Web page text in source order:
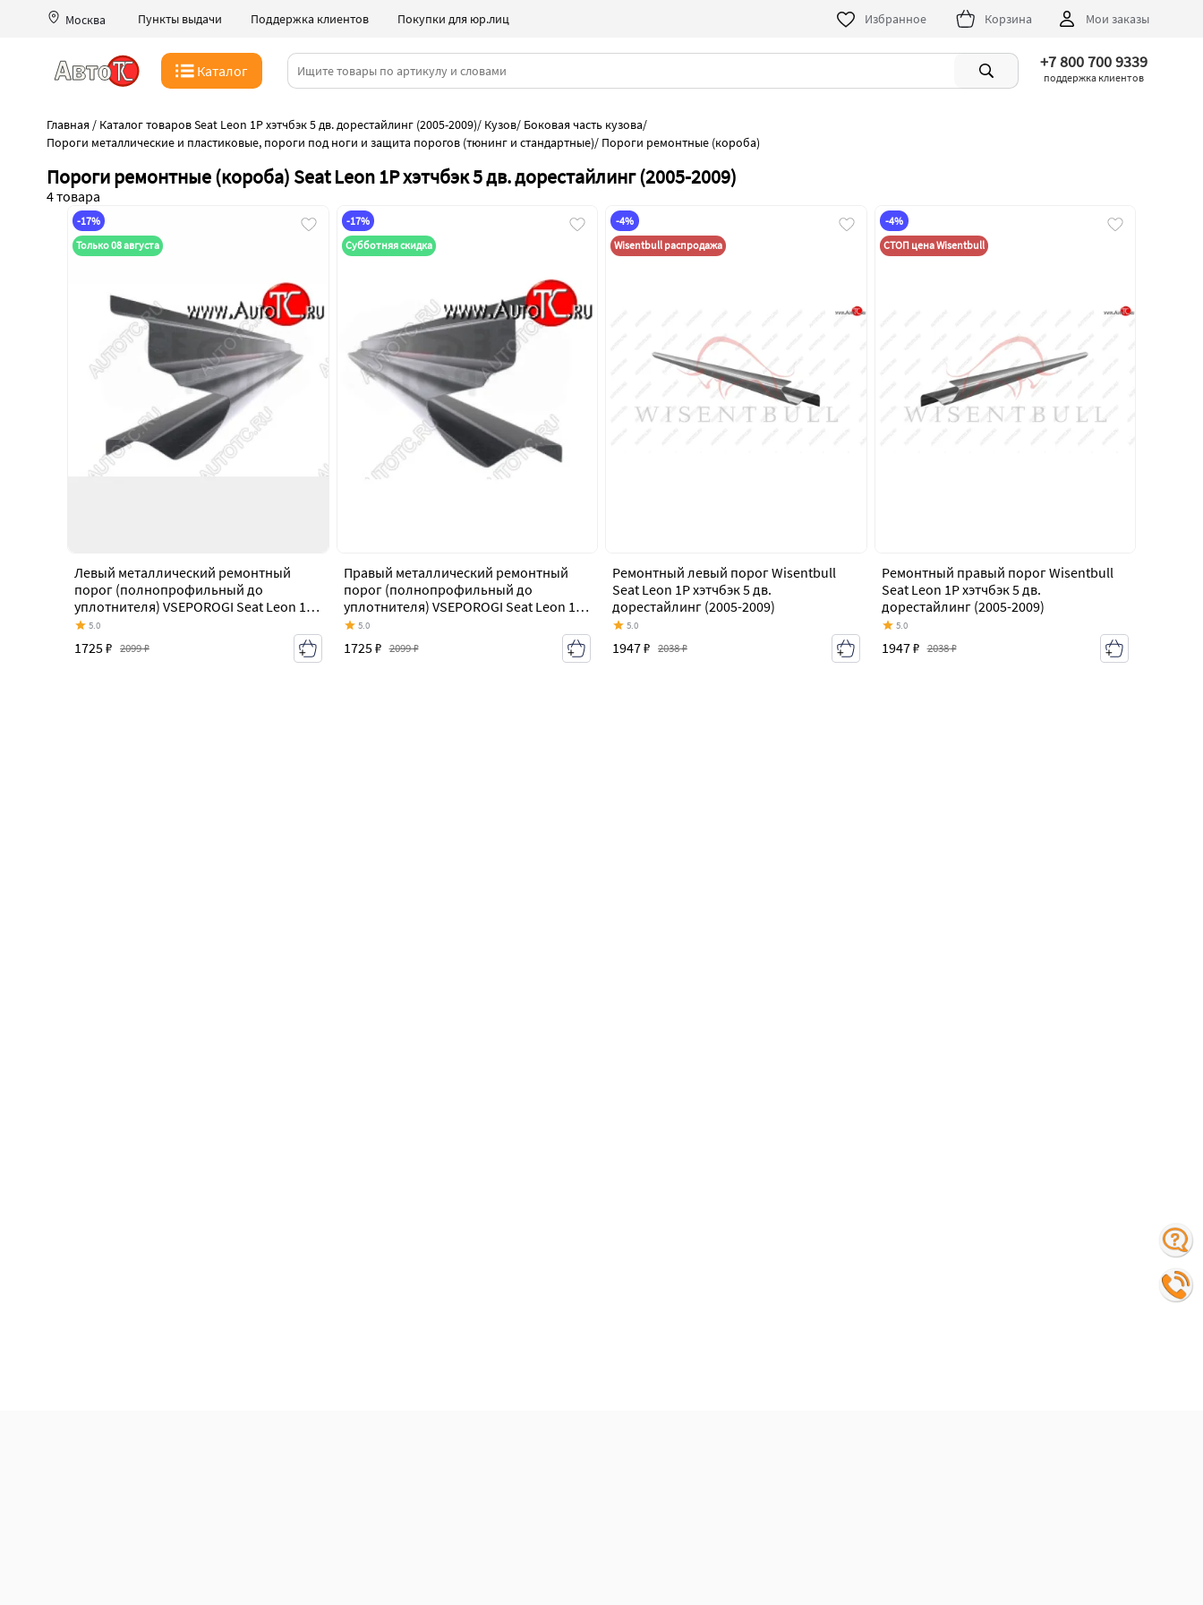
Москва Пункты выдачи Поддержка клиентов Покупки для юр.лиц Избранное Корзина Мои заказы
Каталог +7 800 700 9339
поддержка клиентов
Главная / Каталог товаров Seat Leon 1P хэтчбэк 5 дв. дорестайлинг (2005-2009)/ Кузов/ Боковая часть кузова/
Пороги металлические и пластиковые, пороги под ноги и защита порогов (тюнинг и стандартные)/ Пороги ремонтные (короба)
Пороги ремонтные (короба) Seat Leon 1P хэтчбэк 5 дв. дорестайлинг (2005-2009)
4 товара
-17%
Только 08 августа
Левый металлический ремонтный
порог (полнопрофильный до
уплотнителя) VSEPOROGI Seat Leon 1P
хэтчбэк 5 дв. дорестайлинг (2005-2009)
5.0
1725 ₽ 2099 ₽
-17%
Субботняя скидка
Правый металлический ремонтный
порог (полнопрофильный до
уплотнителя) VSEPOROGI Seat Leon 1P
хэтчбэк 5 дв. дорестайлинг (2005-2009)
5.0
1725 ₽ 2099 ₽
-4%
Wisentbull распродажа
Ремонтный левый порог Wisentbull
Seat Leon 1P хэтчбэк 5 дв.
дорестайлинг (2005-2009)
5.0
1947 ₽ 2038 ₽
-4%
СТОП цена Wisentbull
Ремонтный правый порог Wisentbull
Seat Leon 1P хэтчбэк 5 дв.
дорестайлинг (2005-2009)
5.0
1947 ₽ 2038 ₽